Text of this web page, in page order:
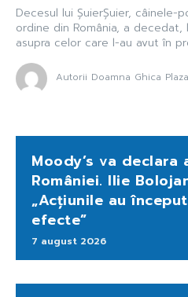
Decesul lui ȘuierȘuier,
ordine din România, a
asupra celor care l-au avut în
Autorii Doamna Ghica Plaza
Moody’s va
României. Ilie
„Acțiunile au
efecte”
7 august 2026